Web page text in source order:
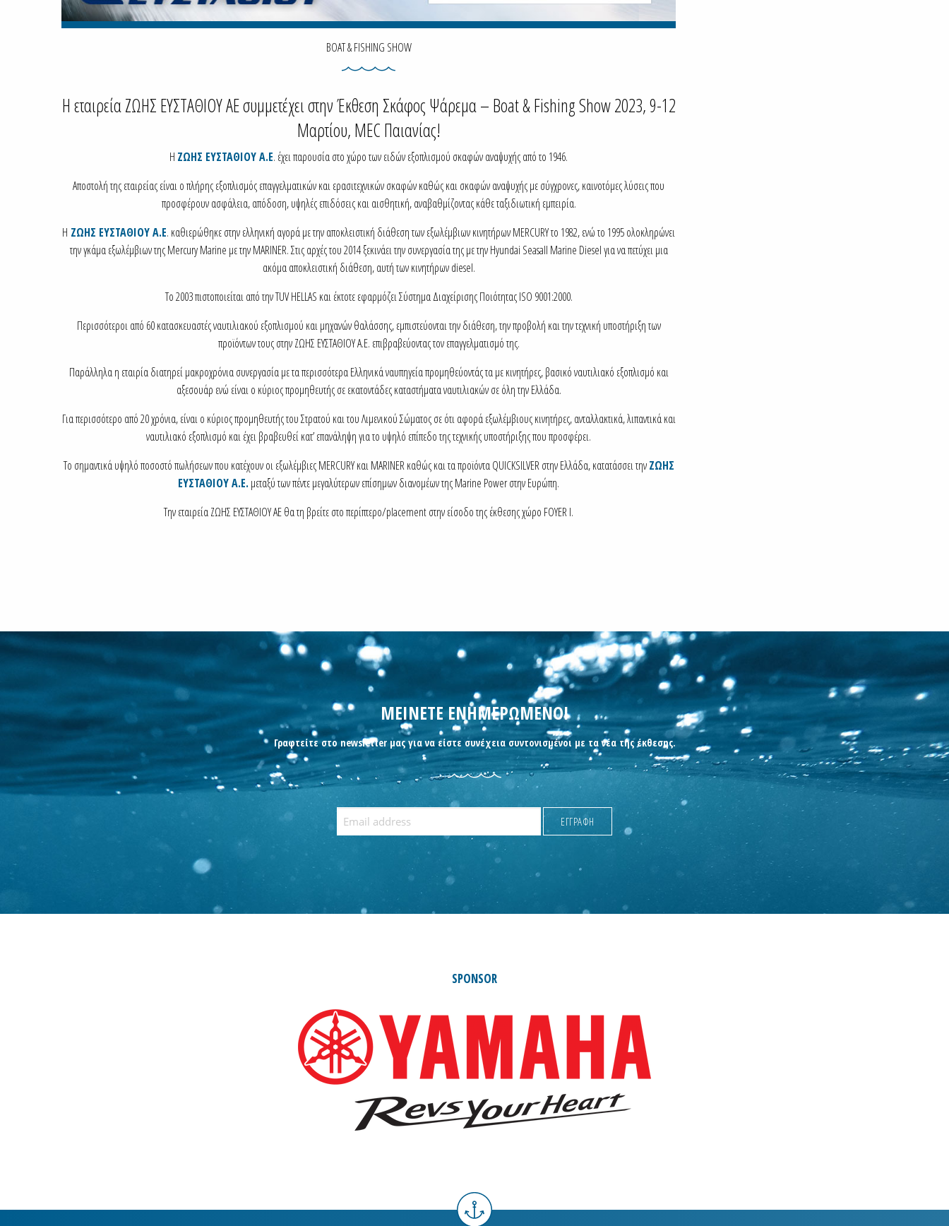
BOAT & FISHING SHOW
Η εταιρεία ZΩΗΣ ΕΥΣΤΑΘΙΟΥ ΑΕ συμμετέχει στην Έκθεση Σκάφος Ψάρεμα – Βoat & Fishing Show 2023, 9-12
Μαρτίου, MEC Παιανίας!
Η ΖΩΗΣ ΕΥΣΤΑΘΙΟΥ Α.Ε. έχει παρουσία στο χώρο των ειδών εξοπλισμού σκαφών αναψυχής από το 1946.
Αποστολή της εταιρείας είναι ο πλήρης εξοπλισμός επαγγελματικών και ερασιτεχνικών σκαφών καθώς και σκαφών αναψυχής με σύγχρονες, καινοτόμες λύσεις που
προσφέρουν ασφάλεια, απόδοση, υψηλές επιδόσεις και αισθητική, αναβαθμίζοντας κάθε ταξιδιωτική εμπειρία.
Η ΖΩΗΣ ΕΥΣΤΑΘΙΟΥ Α.Ε. καθιερώθηκε στην ελληνική αγορά με την αποκλειστική διάθεση των εξωλέμβιων κινητήρων MERCURY το 1982, ενώ το 1995 ολοκληρώνει
την γκάμα εξωλέμβιων της Mercury Marine με την MARINER. Στις αρχές του 2014 ξεκινάει την συνεργασία της με την Hyundai Seasall Marine Diesel για να πετύχει μια
ακόμα αποκλειστική διάθεση, αυτή των κινητήρων diesel.
Το 2003 πιστοποιείται από την TUV HELLAS και έκτοτε εφαρμόζει Σύστημα Διαχείρισης Ποιότητας ISO 9001:2000.
Περισσότεροι από 60 κατασκευαστές ναυτιλιακού εξοπλισμού και μηχανών θαλάσσης, εμπιστεύονται την διάθεση, την προβολή και την τεχνική υποστήριξη των
προϊόντων τους στην ΖΩΗΣ ΕΥΣΤΑΘΙΟΥ Α.Ε. επιβραβεύοντας τον επαγγελματισμό της.
Παράλληλα η εταιρία διατηρεί μακροχρόνια συνεργασία με τα περισσότερα Ελληνικά ναυπηγεία προμηθεύοντάς τα με κινητήρες, βασικό ναυτιλιακό εξοπλισμό και
αξεσουάρ ενώ είναι ο κύριος προμηθευτής σε εκατοντάδες καταστήματα ναυτιλιακών σε όλη την Ελλάδα.
Για περισσότερο από 20 χρόνια, είναι ο κύριος προμηθευτής του Στρατού και του Λιμενικού Σώματος σε ότι αφορά εξωλέμβιους κινητήρες, ανταλλακτικά, λιπαντικά και
ναυτιλιακό εξοπλισμό και έχει βραβευθεί κατ’ επανάληψη για το υψηλό επίπεδο της τεχνικής υποστήριξης που προσφέρει.
Το σημαντικά υψηλό ποσοστό πωλήσεων που κατέχουν οι εξωλέμβιες MERCURY και MARINER καθώς και τα προϊόντα QUICKSILVER στην Ελλάδα, κατατάσσει τηνΖΩΗΣ
ΕΥΣΤΑΘΙΟΥ Α.Ε.μεταξύ των πέντε μεγαλύτερων επίσημων διανομέων της Marine Power στην Ευρώπη.
Την εταιρεία ZΩΗΣ ΕΥΣΤΑΘΙΟΥ ΑΕ θα τη βρείτε στο περίπτερο/placement στην είσοδο της έκθεσης χώρο FOYER I.
ΜΕΙΝΕΤΕ ΕΝΗΜΕΡΩΜΕΝΟΙ
Γραφτείτε στο newsletter μας για να είστε συνέχεια συντονισμένοι με τα νέα της έκθεσης.
SPONSOR